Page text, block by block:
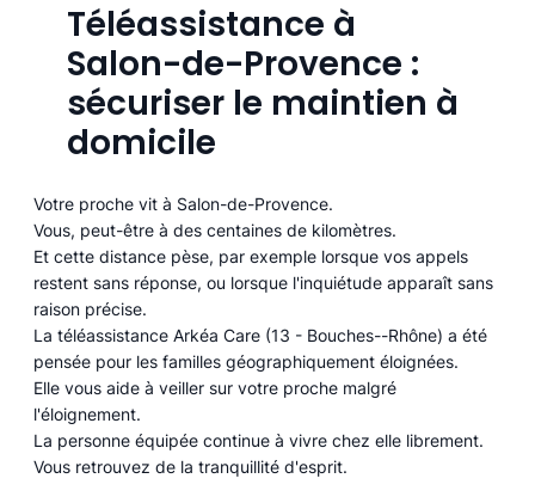
Téléassistance à
Salon-de-Provence :
sécuriser le maintien à
domicile
Votre proche vit à Salon-de-Provence.
Vous, peut-être à des centaines de kilomètres.
Et cette distance pèse, par exemple lorsque vos appels
restent sans réponse, ou lorsque l'inquiétude apparaît sans
raison précise.
La téléassistance Arkéa Care (13 - Bouches--Rhône) a été
pensée pour les familles géographiquement éloignées.
Elle vous aide à veiller sur votre proche malgré
l'éloignement.
La personne équipée continue à vivre chez elle librement.
Vous retrouvez de la tranquillité d'esprit.